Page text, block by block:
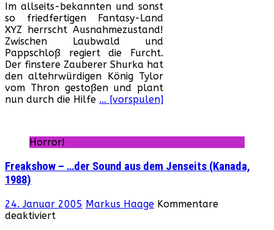
Im allseits-bekannten und sonst
so friedfertigen Fantasy-Land
XYZ herrscht Ausnahmezustand!
Zwischen Laubwald und
Pappschloß regiert die Furcht.
Der finstere Zauberer Shurka hat
den altehrwürdigen König Tylor
vom Thron gestoßen und plant
nun durch die Hilfe … [vorspulen]
Horror!
Freakshow – …der Sound aus dem Jenseits (Kanada,
1988)
24. Januar 2005 Markus Haage Kommentare
deaktiviert